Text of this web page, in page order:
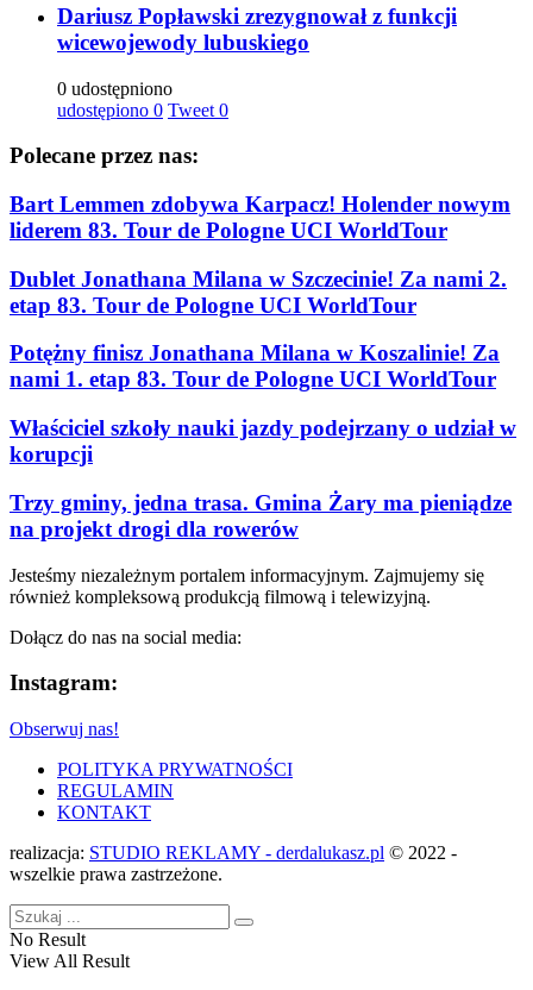
Dariusz Popławski zrezygnował z funkcji
wicewojewody lubuskiego
0 udostępniono
udostępiono 0 Tweet 0
Polecane przez nas:
Bart Lemmen zdobywa Karpacz! Holender nowym
liderem 83. Tour de Pologne UCI WorldTour
Dublet Jonathana Milana w Szczecinie! Za nami 2.
etap 83. Tour de Pologne UCI WorldTour
Potężny finisz Jonathana Milana w Koszalinie! Za
nami 1. etap 83. Tour de Pologne UCI WorldTour
Właściciel szkoły nauki jazdy podejrzany o udział w
korupcji
Trzy gminy, jedna trasa. Gmina Żary ma pieniądze
na projekt drogi dla rowerów
Jesteśmy niezależnym portalem informacyjnym. Zajmujemy się
również kompleksową produkcją filmową i telewizyjną.
Dołącz do nas na social media:
Instagram:
Obserwuj nas!
POLITYKA PRYWATNOŚCI
REGULAMIN
KONTAKT
realizacja: STUDIO REKLAMY - derdalukasz.pl © 2022 -
wszelkie prawa zastrzeżone.
No Result
View All Result